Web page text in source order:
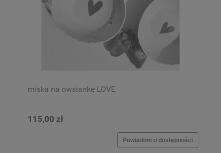
miska na owsiankę LOVE
115,00 zł
Powiadom o dostępności